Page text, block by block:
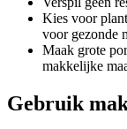
Kies voor
voor gezonde
Maak grote
makkelijke
Gebruik